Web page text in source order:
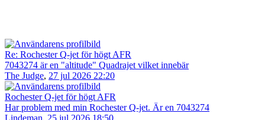
Re: Rochester Q-jet för högt AFR
7043274 är en "altitude" Quadrajet vilket innebär
The Judge, 27 jul 2026 22:20
Rochester Q-jet för högt AFR
Har problem med min Rochester Q-jet. Är en 7043274
Lindeman, 25 jul 2026 18:50